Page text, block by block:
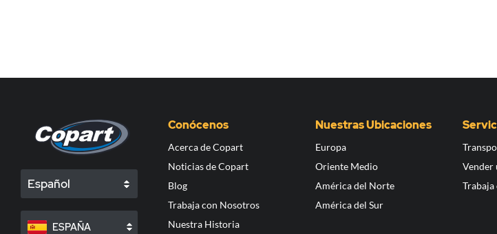
Español
ESPAÑA
Conócenos
Acerca de Copart
Noticias de Copart
Blog
Trabaja con Nosotros
Nuestra Historia
Nuestras Ubicaciones
Europa
Oriente Medio
América del Norte
América del Sur
Vender